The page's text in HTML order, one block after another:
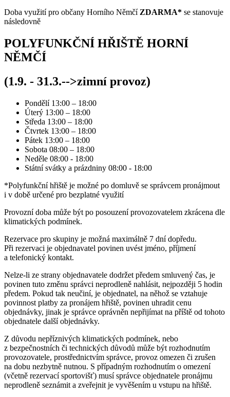
Doba využití pro občany Horního Němčí ZDARMA* se stanovuje
následovně
POLYFUNKČNÍ HŘIŠTĚ HORNÍ
NĚMČÍ
(1.9. - 31.3.-->zimní provoz)
Pondělí 13:00 – 18:00
Úterý 13:00 – 18:00
Středa 13:00 – 18:00
Čtvrtek 13:00 – 18:00
Pátek 13:00 – 18:00
Sobota 08:00 – 18:00
Neděle 08:00 - 18:00
Státní svátky a prázdniny 08:00 - 18:00
*Polyfunkční hřiště je možné po domluvě se správcem pronájmout
i v době určené pro bezplatné využití
Provozní doba může být po posouzení provozovatelem zkrácena dle
klimatických podmínek.
Rezervace pro skupiny je možná maximálně 7 dní dopředu.
Při rezervaci je objednavatel povinen uvést jméno, příjmení
a telefonický kontakt.
Nelze-li ze strany objednavatele dodržet předem smluvený čas, je
povinen tuto změnu správci neprodleně nahlásit, nejpozději 5 hodin
předem. Pokud tak neučiní, je objednatel, na něhož se vztahuje
povinnost platby za pronájem hřiště, povinen uhradit cenu
objednávky, jinak je správce oprávněn nepřijímat na příště od tohoto
objednatele další objednávky.
Z důvodu nepříznivých klimatických podmínek, nebo
z bezpečnostních či technických důvodů může být rozhodnutím
provozovatele, prostřednictvím správce, provoz omezen či zrušen
na dobu nezbytně nutnou. S případným rozhodnutím o omezení
(včetně rezervací sportovišť) musí správce objednatele pronájmu
neprodleně seznámit a zveřejnit je vyvěšením u vstupu na hřiště.